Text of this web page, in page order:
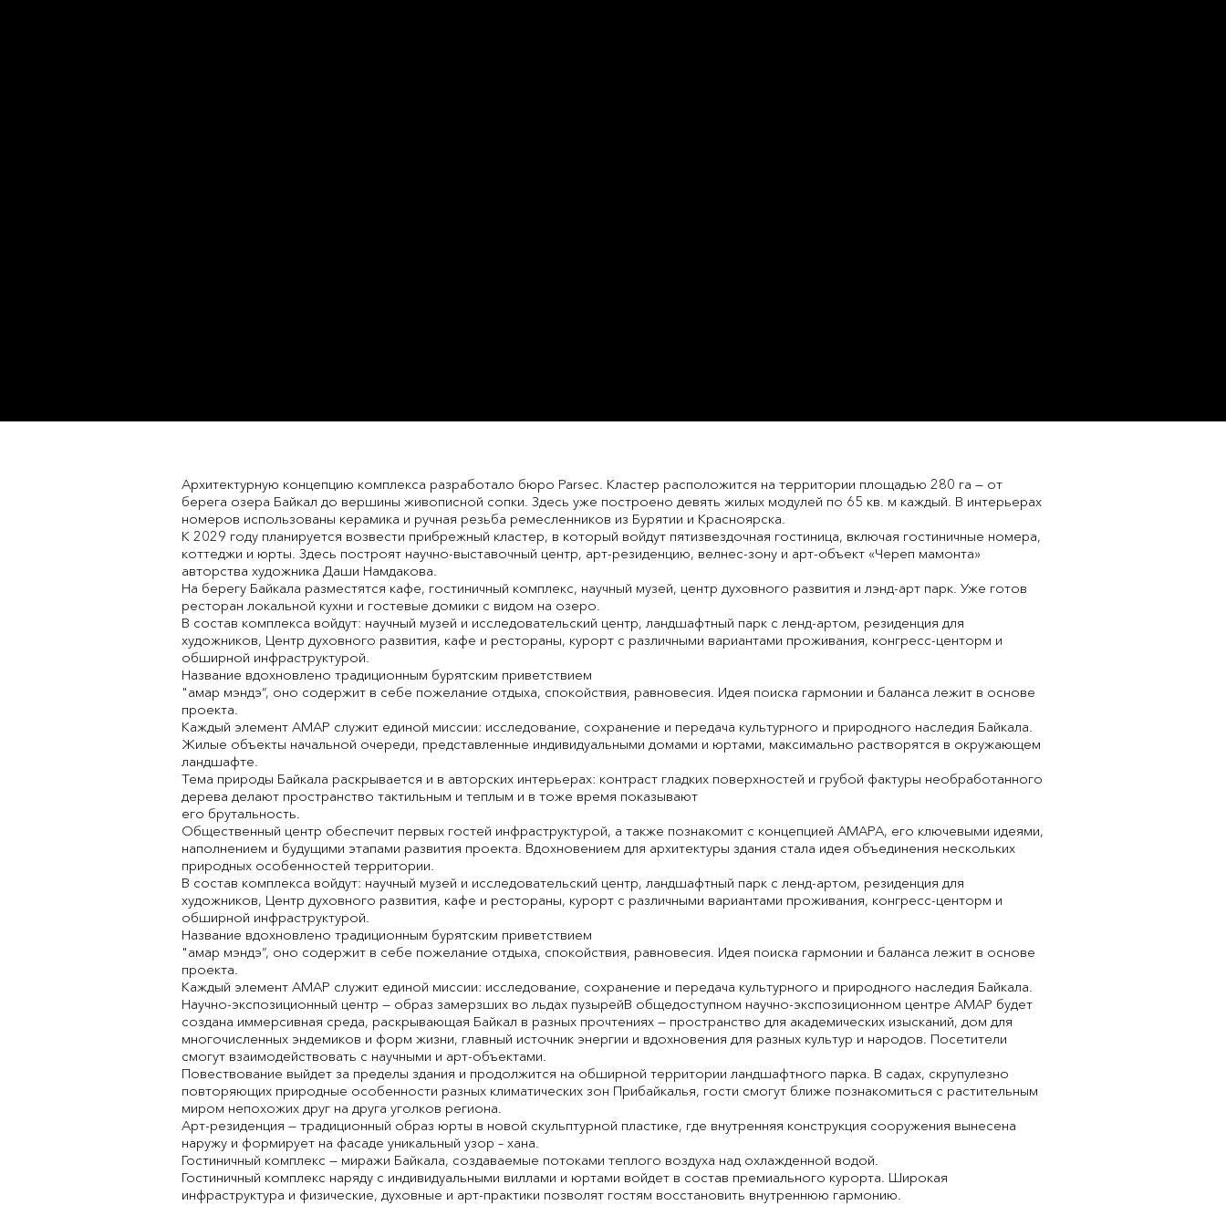
Архитектурную концепцию комплекса разработало бюро Parsec. Кластер расположится на территории площадью 280 га — от
берега озера Байкал до вершины живописной сопки. Здесь уже построено девять жилых модулей по 65 кв. м каждый. В интерьерах
номеров использованы керамика и ручная резьба ремесленников из Бурятии и Красноярска.
К 2029 году планируется возвести прибрежный кластер, в который войдут пятизвездочная гостиница, включая гостиничные номера,
коттеджи и юрты. Здесь построят научно-выставочный центр, арт-резиденцию, велнес-зону и арт-объект «Череп мамонта»
авторства художника Даши Намдакова.
На берегу Байкала разместятся кафе, гостиничный комплекс, научный музей, центр духовного развития и лэнд-арт парк. Уже готов
ресторан локальной кухни и гостевые домики с видом на озеро.
В состав комплекса войдут: научный музей и исследовательский центр, ландшафтный парк с ленд-артом, резиденция для
художников, Центр духовного развития, кафе и рестораны, курорт с различными вариантами проживания, конгресс-центорм и
обширной инфраструктурой.
Название вдохновлено традиционным бурятским приветствием
"амар мэндэ”, оно содержит в себе пожелание отдыха, спокойствия, равновесия. Идея поиска гармонии и баланса лежит в основе
проекта.
Каждый элемент АМАР служит единой миссии: исследование, сохранение и передача культурного и природного наследия Байкала.
Жилые объекты начальной очереди, представленные индивидуальными домами и юртами, максимально растворятся в окружающем
ландшафте.
Тема природы Байкала раскрывается и в авторских интерьерах: контраст гладких поверхностей и грубой фактуры необработанного
дерева делают пространство тактильным и теплым и в тоже время показывают
его брутальность.
Общественный центр обеспечит первых гостей инфраструктурой, а также познакомит с концепцией АМАРА, его ключевыми идеями,
наполнением и будущими этапами развития проекта. Вдохновением для архитектуры здания стала идея объединения нескольких
природных особенностей территории.
В состав комплекса войдут: научный музей и исследовательский центр, ландшафтный парк с ленд-артом, резиденция для
художников, Центр духовного развития, кафе и рестораны, курорт с различными вариантами проживания, конгресс-центорм и
обширной инфраструктурой.
Название вдохновлено традиционным бурятским приветствием
"амар мэндэ”, оно содержит в себе пожелание отдыха, спокойствия, равновесия. Идея поиска гармонии и баланса лежит в основе
проекта.
Каждый элемент АМАР служит единой миссии: исследование, сохранение и передача культурного и природного наследия Байкала.
Научно-экспозиционный центр — образ замерзших во льдах пузырейВ общедоступном научно-экспозиционном центре АМАР будет
создана иммерсивная среда, раскрывающая Байкал в разных прочтениях — пространство для академических изысканий, дом для
многочисленных эндемиков и форм жизни, главный источник энергии и вдохновения для разных культур и народов. Посетители
смогут взаимодействовать с научными и арт-объектами.
Повествование выйдет за пределы здания и продолжится на обширной территории ландшафтного парка. В садах, скрупулезно
повторяющих природные особенности разных климатических зон Прибайкалья, гости смогут ближе познакомиться с растительным
миром непохожих друг на друга уголков региона.
Арт-резиденция — традиционный образ юрты в новой скульптурной пластике, где внутренняя конструкция сооружения вынесена
наружу и формирует на фасаде уникальный узор – хана.
Гостиничный комплекс — миражи Байкала, создаваемые потоками теплого воздуха над охлажденной водой.
Гостиничный комплекс наряду с индивидуальными виллами и юртами войдет в состав премиального курорта. Широкая
инфраструктура и физические, духовные и арт-практики позволят гостям восстановить внутреннюю гармонию.